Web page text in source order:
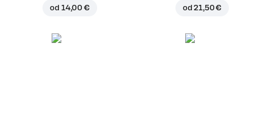
od 14,00 € od21,50 €